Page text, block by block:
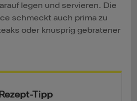
legen und servieren. Die
schmeckt auch prima zu
oder knusprig gebratener
Tipp